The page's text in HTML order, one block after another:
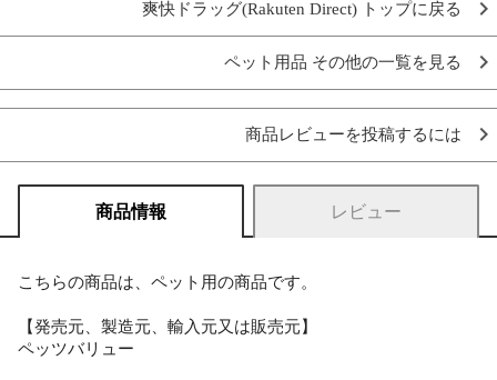
爽快ドラッグ(Rakuten Direct) トップに戻る
ペット用品 その他の一覧を見る
商品レビューを投稿するには
商品情報 レビュー
こちらの商品は、ペット用の商品です。
【発売元、製造元、輸入元又は販売元】
ペッツバリュー